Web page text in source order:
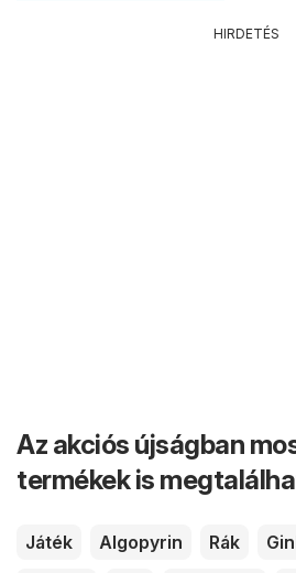
HIRDETÉS
Az akciós újságban
termékek is
Játék Algopyrin Rák